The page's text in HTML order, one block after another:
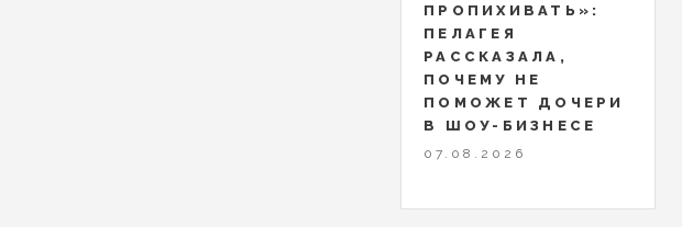
ПРОПИХИВАТЬ»:
ПЕЛАГЕЯ
РАССКАЗАЛА,
ПОЧЕМУ НЕ
ПОМОЖЕТ ДОЧЕРИ
В ШОУ-БИЗНЕСЕ
07.08.2026